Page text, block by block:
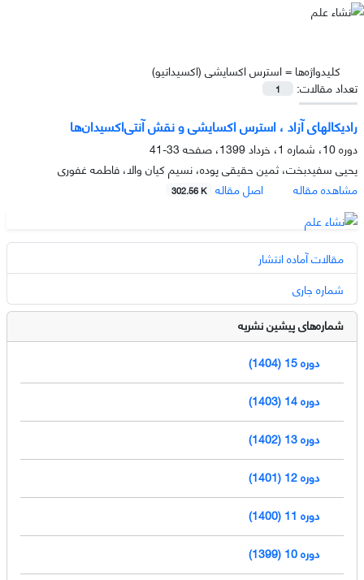
کلیدواژه‌ها =استرس اکسایشی (اکسیداتیو)
تعداد مقالات:
1
رادیکال­های آزاد ، استرس اکسایشی و نقش آنتی‌اکسیدان‌ها
دوره 10، شماره 1، خرداد 1399، صفحه
33-41
یحیی سفیدبخت، ثمین حقیقی پوده، نسیم کیان والا، فاطمه غفوری
مشاهده مقاله
اصل مقاله 302.56 K
مقالات آماده انتشار
شماره جاری
شماره‌های پیشین نشریه
دوره 15 (1404)
دوره 14 (1403)
دوره 13 (1402)
دوره 12 (1401)
دوره 11 (1400)
دوره 10 (1399)